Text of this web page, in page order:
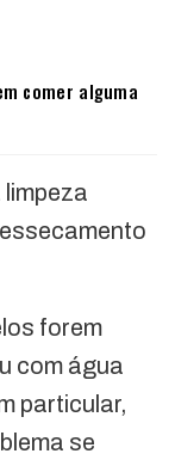
comer alguma
forem
com água
particular,
se